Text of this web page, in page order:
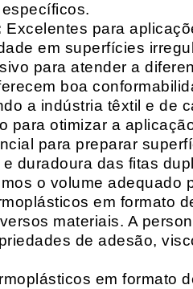
Excelentes para
em superfícies
para atender a
boa
a indústria têxtil e de
para otimizar a
para preparar
duradoura das fitas
o volume
em formato
materiais. A
de adesão,
em formato